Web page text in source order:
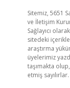
Sitemiz, 5651
ve İletişim
Sağlayıcı
sitedeki
araştırma
üyelerimiz
taşımakta
etmiş sayılırlar.